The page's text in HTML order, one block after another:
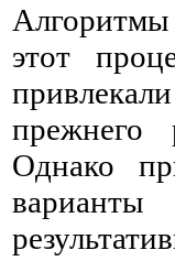
этот
прежнего
Однако
варианты